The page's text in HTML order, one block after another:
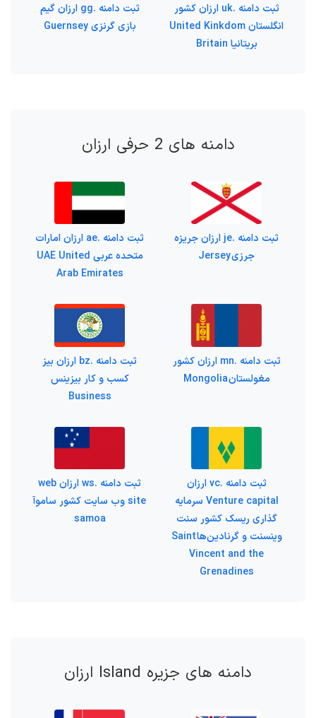
ثبت دامنه .uk ارزان کشور
انگلستان United Kinkdom
بریتانیا Britain
ثبت دامنه .gg ارزان گیم
بازی گرنزی Guernsey
دامنه های 2 حرفی ارزان
ثبت دامنه .je ارزان جریزه
جرزی Jersey
ثبت دامنه .ae ارزان امارات
متحده عربی UAE United
Arab Emirates
ثبت دامنه .mn ارزان کشور
مغولستان Mongolia
ثبت دامنه .bz ارزان بیز
کسب و کار بیزینس
Business
ثبت دامنه .vc ارزان
Venture capital سرمایه
گذاری ریسک کشور سنت
وینسنت و گرنادین‌ها Saint
Vincent and the
Grenadines
ثبت دامنه .ws ارزان web
site وب سایت کشور ساموآ
samoa
دامنه های جزیره Island ارزان